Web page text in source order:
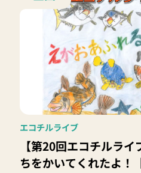
エコチルライブ
【第20回エコチルラ
ちをかいてくれたよ！